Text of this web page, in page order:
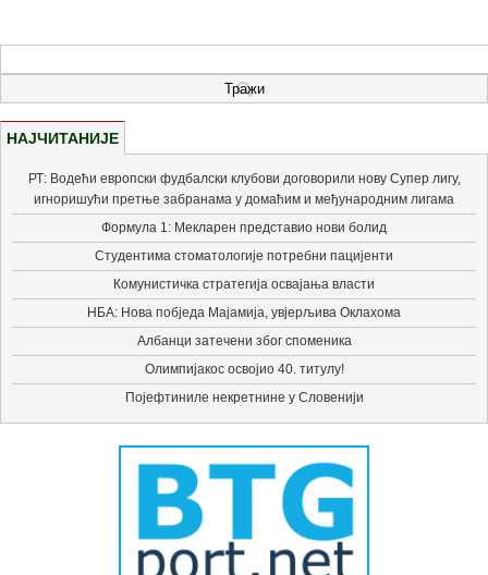
НАЈЧИТАНИЈЕ
РТ: Водећи европски фудбалски клубови договорили нову Супер лигу,
игноришући претње забранама у домаћим и међународним лигама
Формула 1: Мекларен представио нови болид
Студентима стоматологије потребни пацијенти
Комунистичка стратегија освајања власти
НБА: Нова побједа Мајамија, увјерљива Оклахома
Албанци затечени због споменика
Олимпијакос освојио 40. титулу!
Појефтиниле некретнине у Словенији